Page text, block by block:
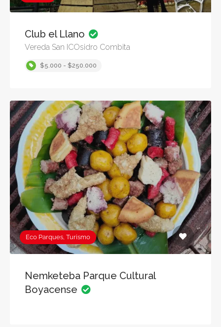
Club el Llano
Vereda San ICOsidro Combita
$5.000 - $250.000
Eco Parques, Turismo
Nemketeba Parque Cultural
Boyacense